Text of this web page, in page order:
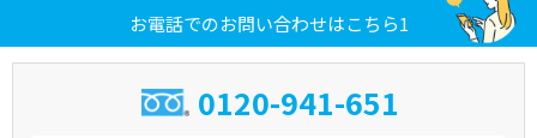
お電話でのお問い合わせはこちら1
0120-941-651